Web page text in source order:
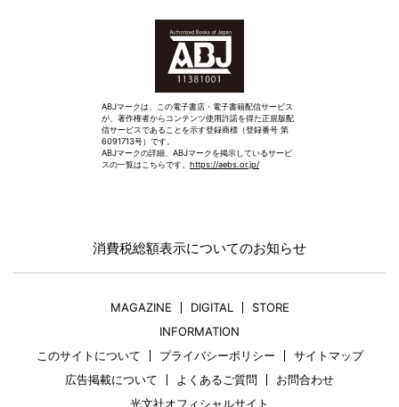
ABJマークは、この電子書店・電子書籍配信サービス
が、著作権者からコンテンツ使用許諾を得た正規版配
信サービスであることを示す登録商標（登録番号 第
6091713号）です。
ABJマークの詳細、ABJマークを掲示しているサービ
スの一覧はこちらです。 https://aebs.or.jp/
消費税総額表示についてのお知らせ
MAGAZINE DIGITAL
STORE
INFORMATION
このサイトについて
プライバシーポリシー
サイトマップ
広告掲載について
よくあるご質問
お問合わせ
光文社オフィシャルサイト